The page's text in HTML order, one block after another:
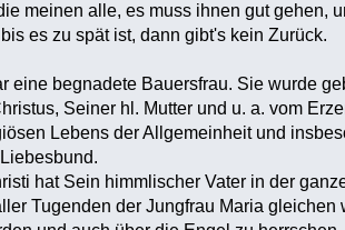
meinen alle, es muss ihnen gut gehen,
es zu spät ist, dann gibt's kein Zurück.
eine begnadete Bauersfrau. Sie wurde
Seiner hl. Mutter und u. a. vom
Lebens der Allgemeinheit und
hat Sein himmlischer Vater in der
Tugenden der Jungfrau Maria